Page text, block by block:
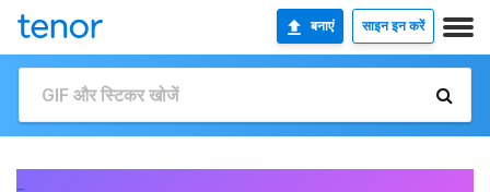
बनाएं साइन इन करें